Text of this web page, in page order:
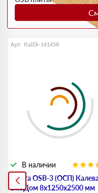
Плита OSB-3 (ОСП)
ЭкоДом 8х1250х2500 мм
В наличии
Арт. KalEk-161458